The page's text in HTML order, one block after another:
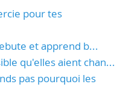
pour tes
et apprend b...
qu'elles aient chan...
pas pourquoi les